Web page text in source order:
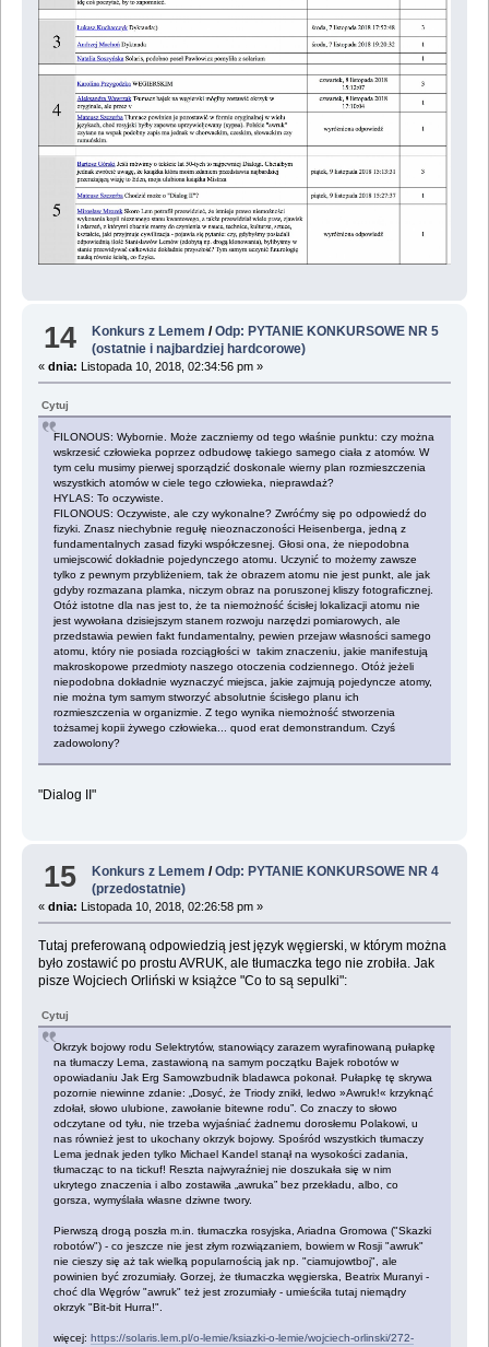
14 Konkurs z Lemem /Odp: PYTANIE KONKURSOWE NR 5
(ostatnie i najbardziej hardcorowe)
« dnia: Listopada 10, 2018, 02:34:56 pm »
Cytuj
FILONOUS: Wybornie. Może zaczniemy od tego właśnie punktu: czy można
wskrzesić człowieka poprzez odbudowę takiego samego ciała z atomów. W
tym celu musimy pierwej sporządzić doskonale wierny plan rozmieszczenia
wszystkich atomów w ciele tego człowieka, nieprawdaż?
HYLAS: To oczywiste.
FILONOUS: Oczywiste, ale czy wykonalne? Zwróćmy się po odpowiedź do
fizyki. Znasz niechybnie regułę nieoznaczoności Heisenberga, jedną z
fundamentalnych zasad fizyki współczesnej. Głosi ona, że niepodobna
umiejscowić dokładnie pojedynczego atomu. Uczynić to możemy zawsze
tylko z pewnym przybliżeniem, tak że obrazem atomu nie jest punkt, ale jak
gdyby rozmazana plamka, niczym obraz na poruszonej kliszy fotograficznej.
Otóż istotne dla nas jest to, że ta niemożność ścisłej lokalizacji atomu nie
jest wywołana dzisiejszym stanem rozwoju narzędzi pomiarowych, ale
przedstawia pewien fakt fundamentalny, pewien przejaw własności samego
atomu, który nie posiada rozciągłości w takim znaczeniu, jakie manifestują
makroskopowe przedmioty naszego otoczenia codziennego. Otóż jeżeli
niepodobna dokładnie wyznaczyć miejsca, jakie zajmują pojedyncze atomy,
nie można tym samym stworzyć absolutnie ścisłego planu ich
rozmieszczenia w organizmie. Z tego wynika niemożność stworzenia
tożsamej kopii żywego człowieka... quod erat demonstrandum. Czyś
zadowolony?
"Dialog II"
15 Konkurs z Lemem /Odp: PYTANIE KONKURSOWE NR 4
(przedostatnie)
« dnia: Listopada 10, 2018, 02:26:58 pm »
Tutaj preferowaną odpowiedzią jest język węgierski, w którym można
było zostawić po prostu AVRUK, ale tłumaczka tego nie zrobiła. Jak
pisze Wojciech Orliński w książce "Co to są sepulki":
Cytuj
Okrzyk bojowy rodu Selektrytów, stanowiący zarazem wyrafinowaną pułapkę
na tłumaczy Lema, zastawioną na samym początku Bajek robotów w
opowiadaniu Jak Erg Samowzbudnik bladawca pokonał. Pułapkę tę skrywa
pozornie niewinne zdanie: „Dosyć, że Triody znikł, ledwo »Awruk!« krzyknąć
zdołał, słowo ulubione, zawołanie bitewne rodu”. Co znaczy to słowo
odczytane od tyłu, nie trzeba wyjaśniać żadnemu dorosłemu Polakowi, u
nas również jest to ukochany okrzyk bojowy. Spośród wszystkich tłumaczy
Lema jednak jeden tylko Michael Kandel stanął na wysokości zadania,
tłumacząc to na tickuf! Reszta najwyraźniej nie doszukała się w nim
ukrytego znaczenia i albo zostawiła „awruka” bez przekładu, albo, co
gorsza, wymyślała własne dziwne twory.
Pierwszą drogą poszła m.in. tłumaczka rosyjska, Ariadna Gromowa ("Skazki
robotów") - co jeszcze nie jest złym rozwiązaniem, bowiem w Rosji "awruk"
nie cieszy się aż tak wielką popularnością jak np. "ciamujowtboj", ale
powinien być zrozumiały. Gorzej, że tłumaczka węgierska, Beatrix Muranyi -
choć dla Węgrów "awruk" też jest zrozumiały - umieściła tutaj niemądry
okrzyk "Bit-bit Hurra!".
więcej: https://solaris.lem.pl/o-lemie/ksiazki-o-lemie/wojciech-orlinski/272-